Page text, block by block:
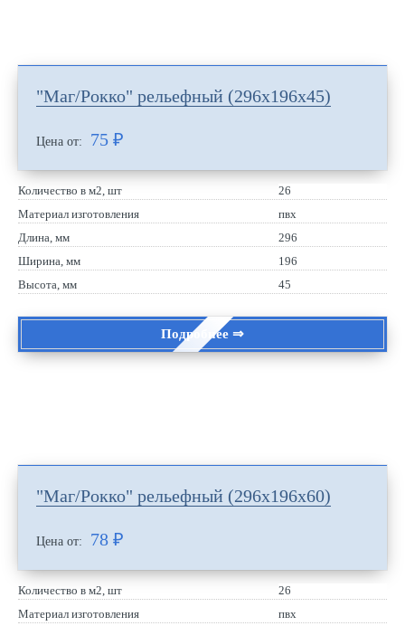
"Маг/Рокко" рельефный (296х196х45)
Цена от: 75 ₽
Количество в м2, шт
26
Материал изготовления
пвх
Длина, мм
296
Ширина, мм
196
Высота, мм
45
Подробнее ⇒
"Маг/Рокко" рельефный (296х196х60)
Цена от: 78 ₽
Количество в м2, шт
26
Материал изготовления
пвх